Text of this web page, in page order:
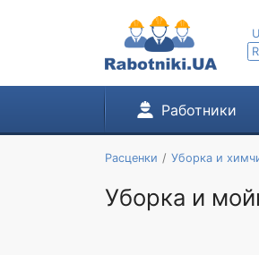
Работники
Расценки Уборка и
Уборка и